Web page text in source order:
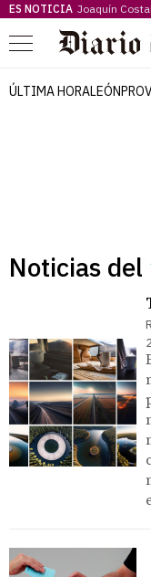
ES NOTICIA Joaquín Costa
Menú
ÚLTIMA HORALEÓN
Noticias del